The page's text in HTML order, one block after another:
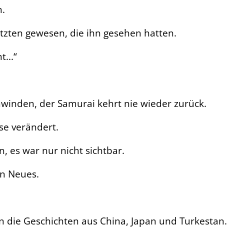
gewesen, die ihn gesehen hatten.
der Samurai kehrt nie wieder zurück.
verändert.
es war nur nicht sichtbar.
Neues.
Geschichten aus China, Japan und Turkestan.